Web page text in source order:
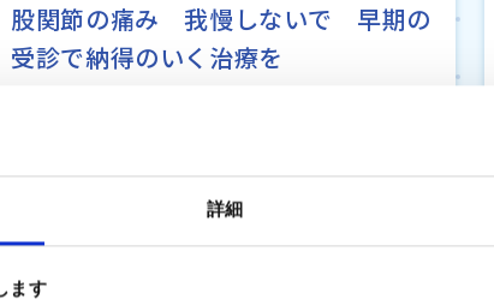
詳細
ます
股関節の痛み 我慢しないで 早期の
受診で納得のいく治療を